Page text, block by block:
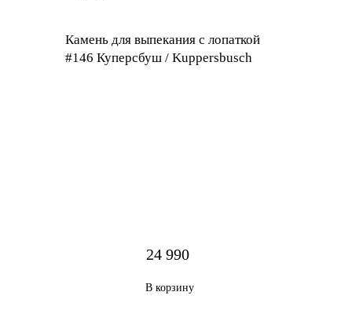
Камень для выпекания с лопаткой
#146 Куперсбуш / Kuppersbusch
24 990
В корзину